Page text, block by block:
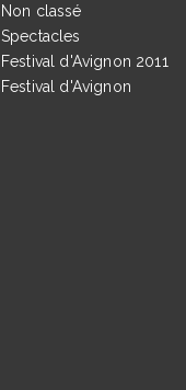
Non classé
Spectacles
Festival d'Avignon 2011
Festival d'Avignon